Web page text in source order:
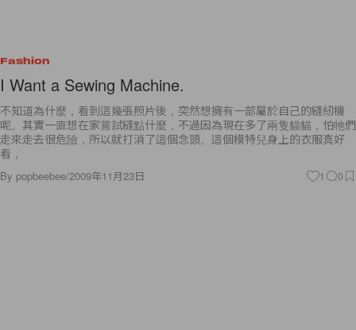
Fashion
I Want a Sewing Machine.
不知道為什麼，看到這幾張照片後，突然想擁有一部屬於自己的縫紉機
呢。其實一直想在家嘗試縫點什麼，不過因為現在多了兩隻貓貓，怕牠們
走來走去很危險，所以就打消了這個念頭。這個模特兒身上的衣服真好
看，
By popbeebee/2009年11月23日 1 0